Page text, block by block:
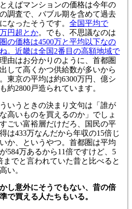
えばマンションの価格は今年の
調査で、バブル期を含めて過去
なったそうです。 全国平均で
円超とか。でも、不思議なのは
の価格は4500万と平均以下なの
。近畿は全国2番目の高額地域で
理由はお分かりのように、首都圏
して高くかつ供給数が多いから
東京の平均は約6300万円、億シ
約2800戸造られています。
いうときの決まり文句は「誰が
高いものを買えるのか」でしょ
ごい富裕層だけだろ、国民の平
は433万なんだから年収の15倍じ
か、というやつ。首都圏は平均
584万あるから11倍ですけど、5
までと言われていた昔と比べると
い。
し意外にそうでもない、昔の倍
で買える人たちもいる。